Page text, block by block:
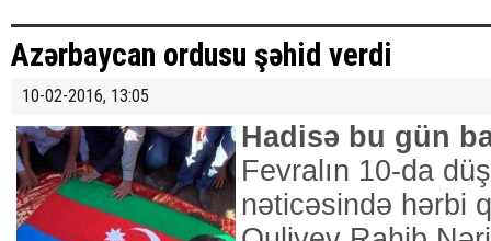
Azərbaycan ordusu şəhid verdi
10-02-2016, 13:05
Hadisə bu gün
Fevralın 10-da
nəticəsində hərbi